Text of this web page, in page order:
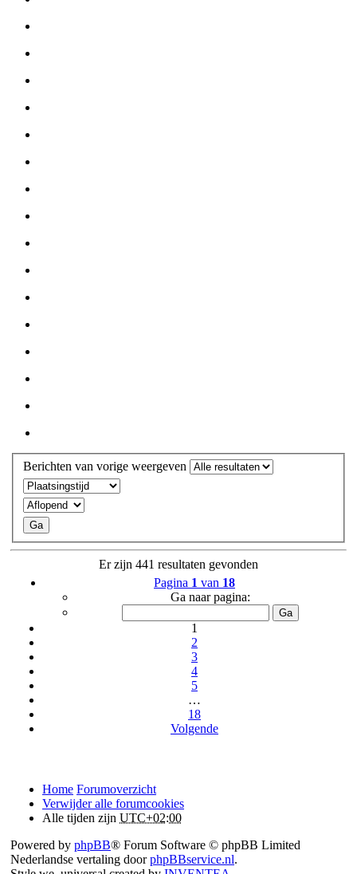
Berichten van vorige weergeven
Er zijn 441 resultaten gevonden
Pagina 1 van 18
Ga naar pagina:
1
2
3
4
5
…
18
Volgende
Home Forumoverzicht
Verwijder alle forumcookies
Alle tijden zijn UTC+02:00
Powered by phpBB® Forum Software © phpBB Limited
Nederlandse vertaling doorphpBBservice.nl.